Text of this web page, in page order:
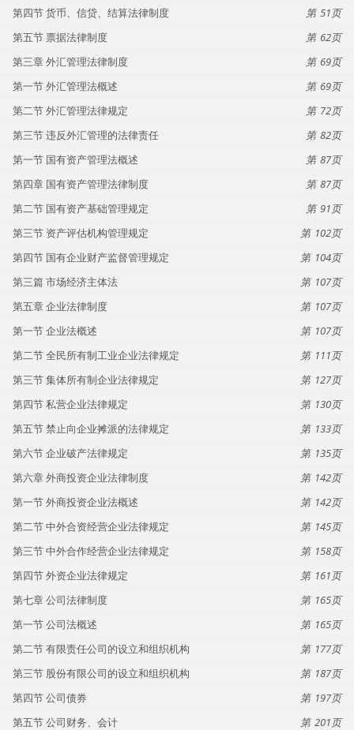
第四节 货币、信贷、结算法律制度
51
第五节 票据法律制度
62
第三章 外汇管理法律制度
69
第一节 外汇管理法概述
69
第二节 外汇管理法律规定
72
第三节 违反外汇管理的法律责任
82
第一节 国有资产管理法概述
87
第四章 国有资产管理法律制度
87
第二节 国有资产基础管理规定
91
第三节 资产评估机构管理规定
102
第四节 国有企业财产监督管理规定
104
第三篇 市场经济主体法
107
第五章 企业法律制度
107
第一节 企业法概述
107
第二节 全民所有制工业企业法律规定
111
第三节 集体所有制企业法律规定
127
第四节 私营企业法律规定
130
第五节 禁止向企业摊派的法律规定
133
第六节 企业破产法律规定
135
第六章 外商投资企业法律制度
142
第一节 外商投资企业法概述
142
第二节 中外合资经营企业法律规定
145
第三节 中外合作经营企业法律规定
158
第四节 外资企业法律规定
161
第七章 公司法律制度
165
第一节 公司法概述
165
第二节 有限责任公司的设立和组织机构
177
第三节 股份有限公司的设立和组织机构
187
第四节 公司债券
197
第五节 公司财务、会计
201